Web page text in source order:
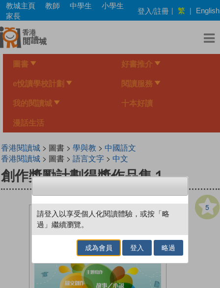
Skip
main
content
教城主頁 教師 中學生
小學生
家長
登入/註冊 | 繁 | English
圖書 好書推介
e悅讀學校計劃 閱讀服務
我的閱讀城 十本好讀
漫話生活
香港閱讀城> 圖書 > 學與教 > 中國語文
香港閱讀城> 圖書 > 語言文字> 中文
創作獎勵計劃得獎作品集１
5
請登入以享受個人化閱讀體驗，或按「略
過」繼續瀏覽。
成為會員 登入 略過